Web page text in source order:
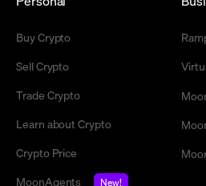
Buy Crypto
Sell Crypto
Trade Crypto
Learn about Crypto
Crypto Price
MoonAgents
New!